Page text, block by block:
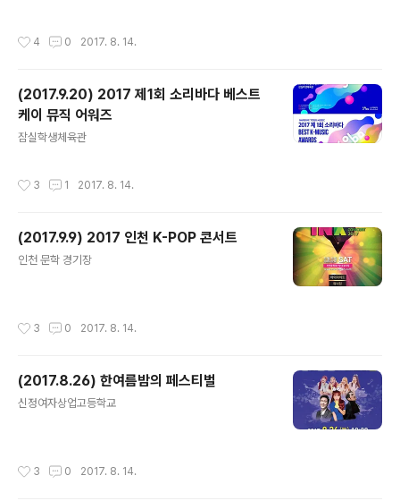
4 0 2017. 8. 14.
(2017.9.20) 2017 제1회 소리바다 베스트
케이 뮤직 어워즈
잠실학생체육관
3 1 2017. 8. 14.
(2017.9.9) 2017 인천 K-POP 콘서트
인천 문학 경기장
3 0 2017. 8. 14.
(2017.8.26) 한여름밤의 페스티벌
신정여자상업고등학교
3 0 2017. 8. 14.